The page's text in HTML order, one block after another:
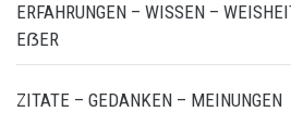
ERFAHRUNGEN – WISSEN –
EẞER
ZITATE – GEDANKEN – MEINUNGEN